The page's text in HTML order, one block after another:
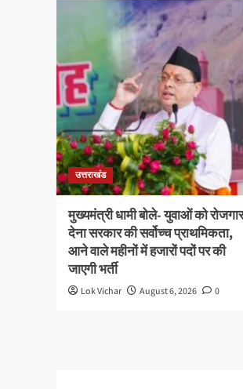
उत्तराखंड
मुख्यमंत्री धामी बोले- युवाओं को रोजगार
देना सरकार की सर्वोच्च प्राथमिकता,
आने वाले महीनों में हजारों पदों पर की
जाएगी भर्ती
Lok Vichar August 6, 2026 0